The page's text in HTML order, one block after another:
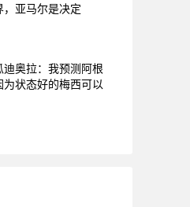
，亚马尔是决定
迪奥拉：我预测阿根
状态好的梅西可以